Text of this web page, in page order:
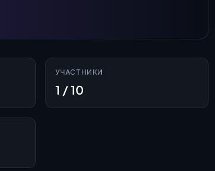
УЧАСТНИКИ
1 / 10